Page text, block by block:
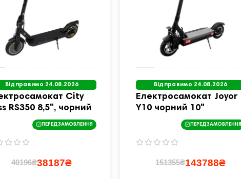
Відправимо 24.08.2026
City
RS350 8,5", чорний
ПЕРЕДЗАМОВЛЕННЯ
40196₴38187₴
Відправимо 24.08.2026
Електросамокат Joyor
Y10 чорний 10"
ПЕРЕДЗАМОВЛЕННЯ
151355₴143788₴